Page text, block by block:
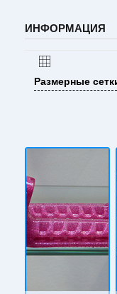
ИНФОРМАЦИЯ
Размерные